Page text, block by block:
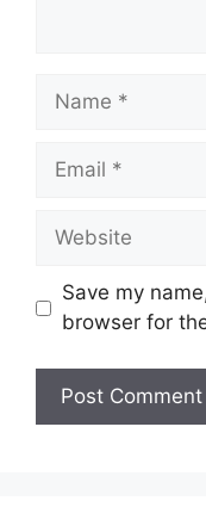
Name
Email
Website
Save my
browser for